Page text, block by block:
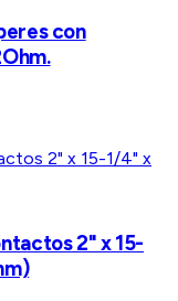
con
2" x 15-